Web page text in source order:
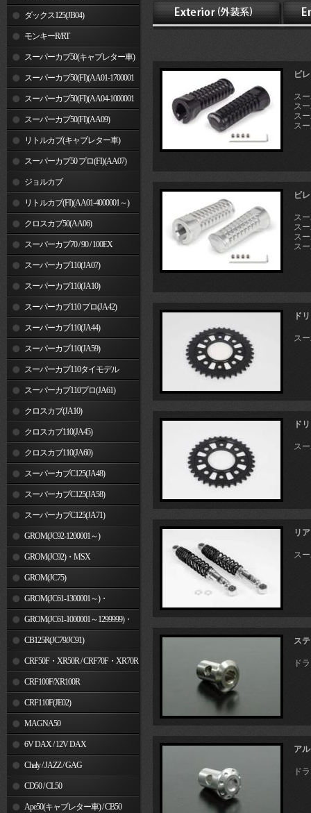
ダックス125(JB04)
モンキーR/RT
スーパーカブ50(キャブレター車)
スーパーカブ50(FI)(AA01-1700001
～) スーパーカブ50(FI)(AA04-1000001
～) スーパーカブ50(FI)(AA09)
リトルカブ(キャブレター車)
スーパーカブ50 プロ(FI)(AA07)
ジョルカブ
リトルカブ(FI)(AA01-4000001～)
クロスカブ50(AA06)
スーパーカブ70 / 90 / 100EX
スーパーカブ110(JA07)
スーパーカブ110(JA10)
スーパーカブ110 プロ(JA42)
スーパーカブ110(JA44)
スーパーカブ110(JA59)
スーパーカブ110タイモデル
(MLHJA56)
スーパーカブ110プロ(JA61)
クロスカブ(JA10)
クロスカブ110(JA45)
クロスカブ110(JA60)
スーパーカブC125(JA48)
スーパーカブC125(JA58)
スーパーカブC125(JA71)
GROM(JC92-1200001～)
GROM(JC92)・MSX
GROM(MLHJC92)
GROM(JC75)
GROM(JC61-1300001～)・
MSX125SF
GROM(JC61-1000001～1299999)・
MSX125CB125R(JC79/JC91)
CRF50F・XR50R / CRF70F・XR70R
CRF100F/XR100R
CRF110F(JE02)
MAGNA50
6V DAX / 12V DAX
Chaly / JAZZ / GAG
CD50 / CL50
Ape50(キャブレター車) / CB50
ビ
ス
ス
ス
ス
ビ
ス
ス
ス
ス
ド
ス
ド
ス
リ
ス
ス
ド
ア
ド